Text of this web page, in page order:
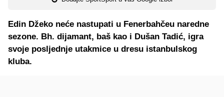
Edin Džeko neće nastupati u Fenerbahčeu naredne
sezone. Bh. dijamant, baš kao i Dušan Tadić, igra
svoje posljednje utakmice u dresu istanbulskog
kluba.